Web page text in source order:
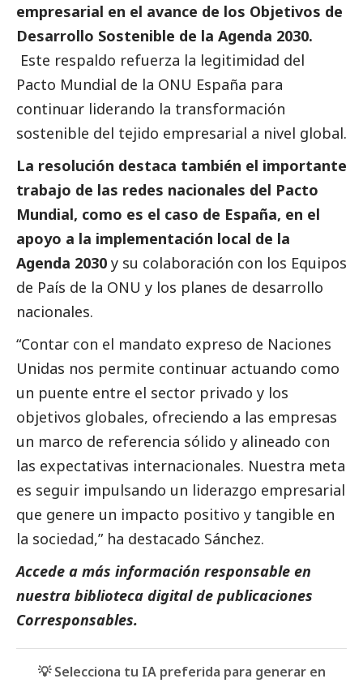
empresarial en el avance de los Objetivos de
Desarrollo Sostenible de la Agenda 2030.
Este respaldo refuerza la legitimidad del
Pacto Mundial de la ONU España para
continuar liderando la transformación
sostenible del tejido empresarial a nivel global.
La resolución destaca también el importante
trabajo de las redes nacionales del Pacto
Mundial, como es el caso de España, en el
apoyo a la implementación local de la
Agenda 2030 y su colaboración con los Equipos
de País de la ONU y los planes de desarrollo
nacionales.
“Contar con el mandato expreso de Naciones
Unidas nos permite continuar actuando como
un puente entre el sector privado y los
objetivos globales, ofreciendo a las empresas
un marco de referencia sólido y alineado con
las expectativas internacionales. Nuestra meta
es seguir impulsando un liderazgo empresarial
que genere un impacto positivo y tangible en
la sociedad,”ha destacado Sánchez.
Accede a más información responsable en
nuestra biblioteca digital de publicaciones
Corresponsables.
💡 Selecciona tu IA preferida para generar en